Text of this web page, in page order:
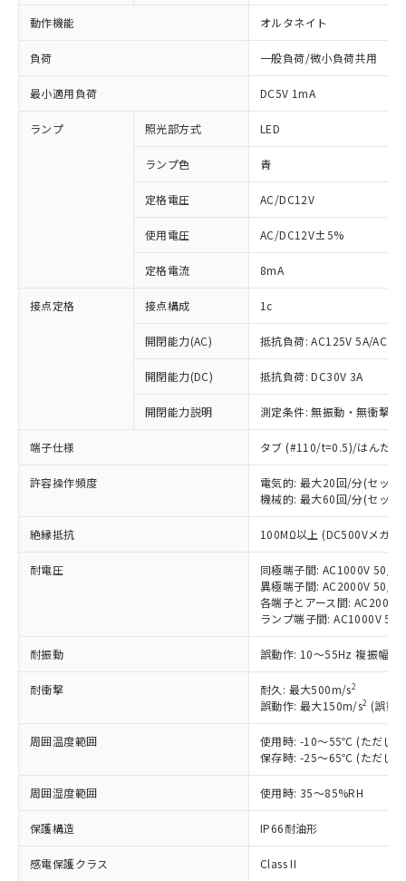
動作機能 オルタネイト
負荷 一般負荷/微小負荷共用
最小適用負荷 DC5V 1mA
ランプ 照光部方式 LED
ランプ色 青
定格電圧 AC/DC12V
使用電圧 AC/DC12V±5%
定格電流 8mA
接点定格 接点構成 1c
開閉能力(AC) 抵抗負荷: AC125V 5A/
開閉能力(DC) 抵抗負荷: DC30V 3A
開閉能力説明 測定条件: 無振動・無衝撃
端子仕様 タブ (#110/t=0.5)/はんだづ
許容操作頻度
電気的: 最大20回/分(セット
機械的: 最大60回/分(セット
絶縁抵抗 100MΩ以上 (DC500Vメガ)
耐電圧
同極端子間: AC1000V 50/
異極端子間: AC2000V 50/
各端子とアース間:
ランプ端子間: AC1000V
耐振動 誤動作: 10～55Hz 複振幅
耐衝撃 耐久: 最大500m/s2
誤動作: 最大150m/s2 (誤動
周囲温度範囲
使用時: -10～55℃ (ただし
保存時: -25～65℃ (ただし
周囲湿度範囲 使用時: 35～85%RH
保護構造 IP66耐油形
感電保護クラス Class II
以下の条件をお読みいただき、同意のうえ
本サービスは、当社制御機器事業取扱
(税抜)を提供させていただくもので
当社制御機器事業取扱商品の中には、
本サービスの対象外となる商品もある
ことをご了承ください。
在庫状況および標準価格照会結果は、
記載している更新日時点での社内デー
タに基づき作成されるものであり、閲
覧された時点での実際の在庫および標
準価格とは異なる場合があることをご
※1 対応状況
対応済み：EU RoHS指令（10物質）の
非含有に対応した製品が提供可能な商品で
対応予定：EU RoHS指令（10物質）の非含
有に対応した製品に切り替える予定のある
対応予定なし：EU RoHS指令（10物質）の
非含有に非対応の商品で、対応品を出す予
調査・確認中：EU RoHS指令（10物質）の
非含有の対応状況を調査中または確認中の
非該当品：ライセンス料など無形物で、有
害物質有無と関係のない商品です。
仕入先様の事情により、非含有部品として
いたものが、含有品と判明した場合などや
むを得ず変更することがあります。
*EU RoHS指令（10物質）：
鉛(Pb) 1000ppm以下、 水銀(Hg) 1000ppm以下、 カド
六価クロム(Cr(Ⅵ)) 1000ppm以下、ポリ臭化ビフェニル
「○」：最大均質材料含有率が中国RoHSの
基準値以下であることを示します。
「×」：最大均質材料含有率が中国RoHSの
基準値を超えていることを示します。
「－」：未確認です。当社販売部門へお問
い合わせください。
*中国RoHS10物質の基準値 (GB/T26572)：
ム) : 100ppm、
当社は、これら貴社製品のうち、外国
為替および外国貿易法に定める商品
（以下｢規制貨物等」という）を輸出
または国外への提供する場合は、日本
国政府の輸出許可(または役務取引許
可)を取得するなどの必要な手続きを